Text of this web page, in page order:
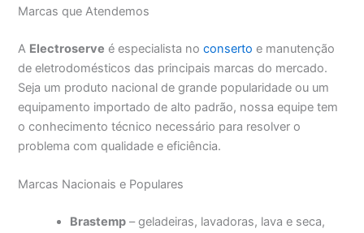
Marcas que Atendemos
A Electroserve é especialista noconserto e manutenção
de eletrodomésticos das principais marcas do mercado.
Seja um produto nacional de grande popularidade ou um
equipamento importado de alto padrão, nossa equipe tem
o conhecimento técnico necessário para resolver o
problema com qualidade e eficiência.
Marcas Nacionais e Populares
Brastemp – geladeiras, lavadoras, lava e seca,